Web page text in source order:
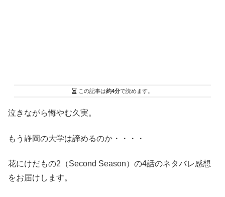
この記事は約4分で読めます。
泣きながら悔やむ久実。
もう静岡の大学は諦めるのか・・・・
花にけだもの2（Second Season）の4話のネタバレ感想
をお届けします。